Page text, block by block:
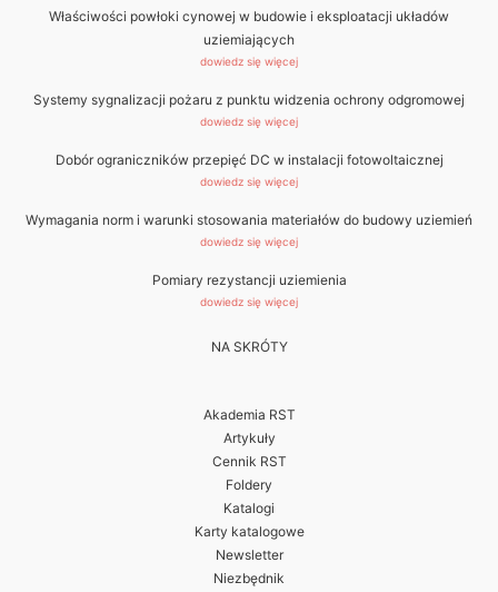
Właściwości powłoki cynowej w budowie i eksploatacji układów
uziemiających
dowiedz się więcej
Systemy sygnalizacji pożaru z punktu widzenia ochrony odgromowej
dowiedz się więcej
Dobór ograniczników przepięć DC w instalacji fotowoltaicznej
dowiedz się więcej
Wymagania norm i warunki stosowania materiałów do budowy uziemień
dowiedz się więcej
Pomiary rezystancji uziemienia
dowiedz się więcej
NA SKRÓTY
Akademia RST
Artykuły
Cennik RST
Foldery
Katalogi
Karty katalogowe
Newsletter
Niezbędnik